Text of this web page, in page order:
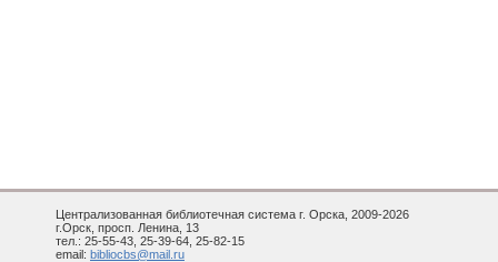
Централизованная библиотечная система г. Орска, 2009-2026
г.Орск, просп. Ленина, 13
тел.: 25-55-43, 25-39-64, 25-82-15
email: bibliocbs@mail.ru